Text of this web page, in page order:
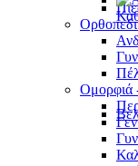
Ομορφιά